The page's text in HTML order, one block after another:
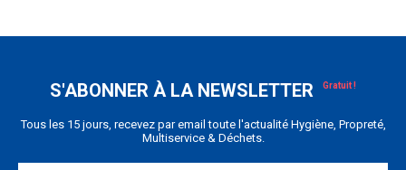
S'ABONNER À LA NEWSLETTER
Tous les 15 jours, recevez par email toute l'actualité Hygiène, Propreté,
Multiservice & Déchets.